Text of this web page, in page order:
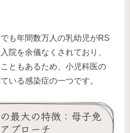
も年間数万人の乳幼児がRS
院を余儀なくされており、
ともあるため、小児科医の
いる感染症の一つです。
最大の特徴：母子免
プローチ